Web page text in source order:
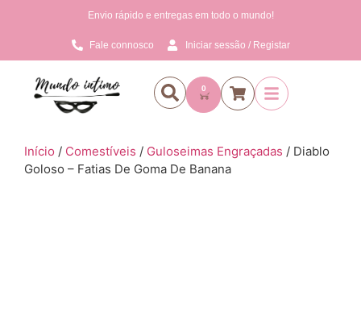
Envio rápido e entregas em todo o mundo!
Fale connosco Iniciar sessão / Registar
0
Início / Comestíveis / Guloseimas Engraçadas / Diablo
Goloso – Fatias De Goma De Banana